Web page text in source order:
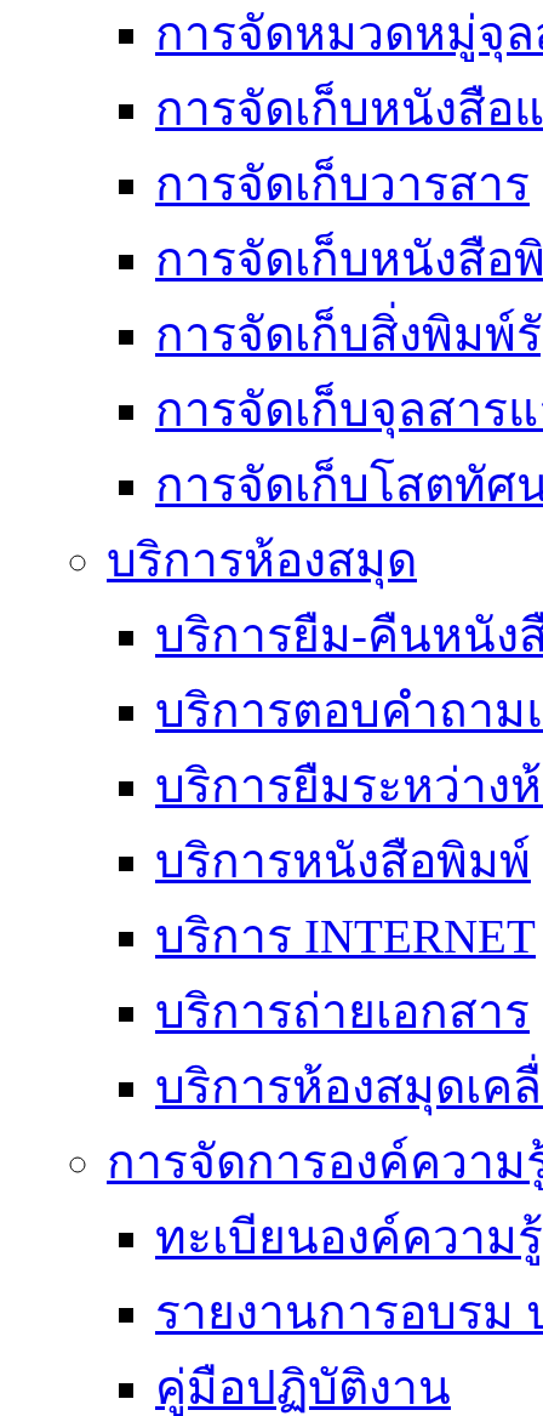
การจัดหมวดหมู่จุ
การจัดเก็บหนังสือ
การจัดเก็บวารสาร
การจัดเก็บหนังสือ
การจัดเก็บสิ่งพิมพ์
การจัดเก็บจุลสาร
การจัดเก็บโสตทัศ
บริการห้องสมุด
บริการยืม-คืนหนัง
บริการตอบคำถา
บริการยืมระหว่าง
บริการหนังสือพิมพ์
บริการ INTERNET
บริการถ่ายเอกสาร
บริการห้องสมุดเค
การจัดการองค์ความ
ทะเบียนองค์ความ
รายงานการอบรม
คู่มือปฏิบัติงาน